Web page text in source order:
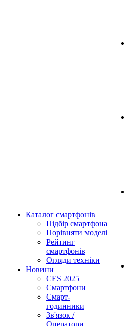
Каталог смартфонів
Підбір смартфона
Порівняти моделі
Рейтинг
смартфонів
Огляди техніки
Новини
CES 2025
Смартфони
Смарт-
годинники
Зв'язок /
Оператори